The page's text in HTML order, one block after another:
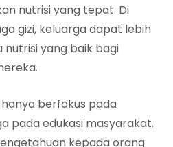
nutrisi yang tepat. Di
gizi, keluarga dapat lebih
yang baik bagi
berfokus pada
pada edukasi masyarakat.
kepada orang